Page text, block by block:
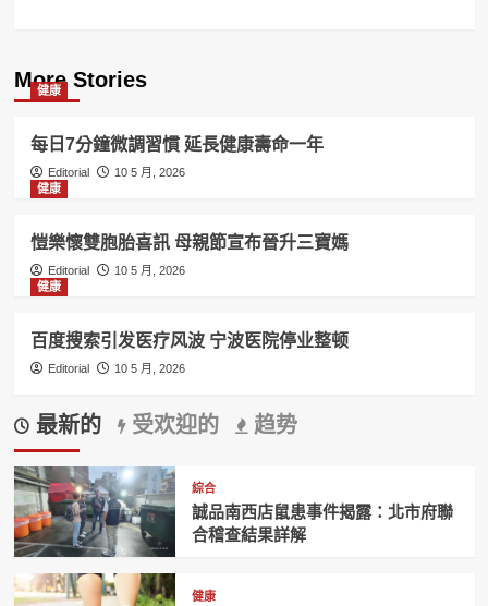
More Stories
健康
每日7分鐘微調習慣 延長健康壽命一年
Editorial
10 5 月, 2026
健康
愷樂懷雙胞胎喜訊 母親節宣布晉升三寶媽
Editorial
10 5 月, 2026
健康
百度搜索引发医疗风波 宁波医院停业整顿
Editorial 10 5 月, 2026
最新的 受欢迎的 趋势
綜合
誠品南西店鼠患事件揭露：北市府聯
合稽查結果詳解
健康